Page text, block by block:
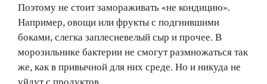
Поэтому не стоит замораживать «не кондицию».
Например, овощи или фрукты с подгнившими
боками, слегка заплесневелый сыр и прочее. В
морозильнике бактерии не смогут размножаться так
же, как в привычной для них среде. Но и никуда не